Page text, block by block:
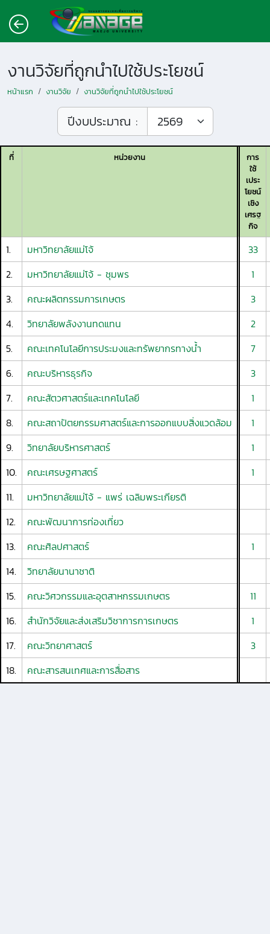
งานวิจัยที่ถูกนำไปใช้ประโยชน์
หน้าแรก งานวิจัย งานวิจัยที่ถูกนำไปใช้ประโยชน์
ปีงบประมาณ :
ที่ หน่วยงาน
การ
ใช้
เประ
โยชน์
เชิง
เศรฐ
กิจ
1. มหาวิทยาลัยแม่โจ้
33
2.
มหาวิทยาลัยแม่โจ้ - ชุมพร
1
3.
คณะผลิตกรรมการเกษตร
3
4.
วิทยาลัยพลังงานทดแทน
2
5.
คณะเทคโนโลยีการประมงและทรัพยากรทางน้ำ
7
6.
คณะบริหารธุรกิจ
3
7.
คณะสัตวศาสตร์และเทคโนโลยี
1
8.
คณะสถาปัตยกรรมศาสตร์และการออกแบบสิ่งแวดล้อม
1
9.
วิทยาลัยบริหารศาสตร์
1
10.
คณะเศรษฐศาสตร์
1
11.
มหาวิทยาลัยแม่โจ้ - แพร่ เฉลิมพระเกียรติ
12.
คณะพัฒนาการท่องเที่ยว
13.
คณะศิลปศาสตร์
1
14.
วิทยาลัยนานาชาติ
15.
คณะวิศวกรรมและอุตสาหกรรมเกษตร
11
16.
สำนักวิจัยและส่งเสริมวิชาการการเกษตร
1
17.
คณะวิทยาศาสตร์
3
18.
คณะสารสนเทศและการสื่อสาร